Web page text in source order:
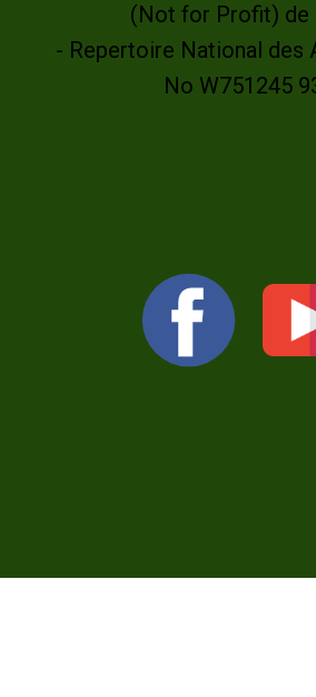
(Not for Profit) de
- Repertoire National des
No W751245